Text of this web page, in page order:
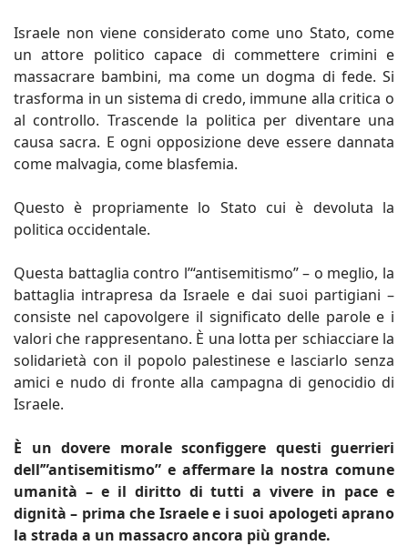
Israele non viene considerato come uno Stato, come
un attore politico capace di commettere crimini e
massacrare bambini, ma come un dogma di fede. Si
trasforma in un sistema di credo, immune alla critica o
al controllo. Trascende la politica per diventare una
causa sacra. E ogni opposizione deve essere dannata
come malvagia, come blasfemia.
Questo è propriamente lo Stato cui è devoluta la
politica occidentale.
Questa battaglia contro l’“antisemitismo” – o meglio, la
battaglia intrapresa da Israele e dai suoi partigiani –
consiste nel capovolgere il significato delle parole e i
valori che rappresentano. È una lotta per schiacciare la
solidarietà con il popolo palestinese e lasciarlo senza
amici e nudo di fronte alla campagna di genocidio di
Israele.
È un dovere morale sconfiggere questi guerrieri
dell’”antisemitismo” e affermare la nostra comune
umanità – e il diritto di tutti a vivere in pace e
dignità – prima che Israele e i suoi apologeti aprano
la strada a un massacro ancora più grande.